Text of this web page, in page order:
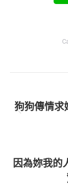
狗狗傳情求
因為妳我的